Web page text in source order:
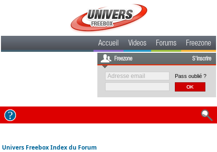
Accueil Videos Forums Freezone
Freezone S'inscrire
Pass oublié ?
Univers Freebox Index du Forum